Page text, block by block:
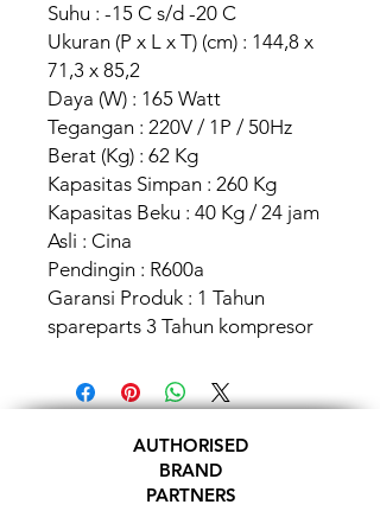
Suhu : -15 C s/d -20 C
Ukuran (P x L x T) (cm) : 144,8 x
71,3 x 85,2
Daya (W) : 165 Watt
Tegangan : 220V / 1P / 50Hz
Berat (Kg) : 62 Kg
Kapasitas Simpan : 260 Kg
Kapasitas Beku : 40 Kg / 24 jam
Asli : Cina
Pendingin : R600a
Garansi Produk : 1 Tahun
spareparts 3 Tahun kompresor
AUTHORISED
BRAND
PARTNERS